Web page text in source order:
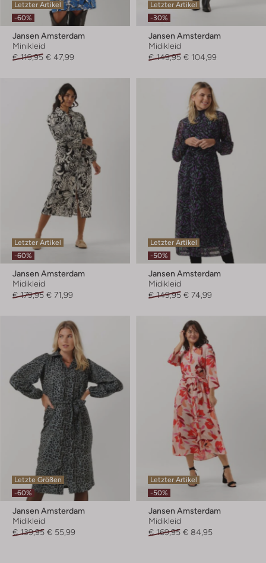
Letzter Artikel
-60%
Jansen Amsterdam
Minikleid
€ 119,95 € 47,99
Letzter Artikel
-30%
Jansen Amsterdam
Midikleid
€ 149,95 € 104,99
Letzter Artikel
-60%
Jansen Amsterdam
Midikleid
€ 179,95 € 71,99
Letzter Artikel
-50%
Jansen Amsterdam
Midikleid
€ 149,95 € 74,99
Letzte Größen
-60%
Jansen Amsterdam
Midikleid
€ 139,95 € 55,99
Letzter Artikel
-50%
Jansen Amsterdam
Midikleid
€ 169,95 € 84,95